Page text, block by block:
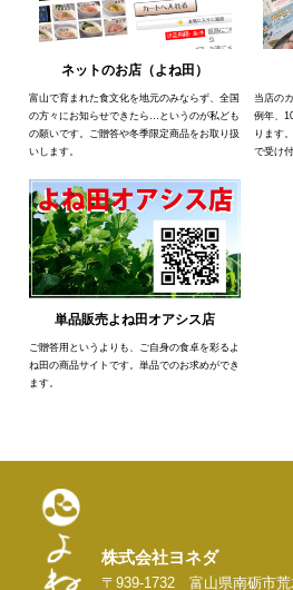
ネットのお店（よね田）
富山で育まれた食文化を地元のみならず、全国
の方々にお知らせできたら…というのが私ども
の願いです。ご贈答や冬季限定商品をお取り扱
いします。
当店の
例年、
ります
で受け
単品販売よね田オアシス店
ご贈答用というよりも、ご自身の食卓を彩るよ
ね田の商品サイトです。単品でのお求めができ
ます。
株式会社ヨネダ
〒939-1732 富山県南砺市荒